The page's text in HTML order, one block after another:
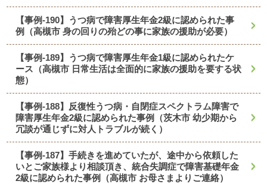
【事例-190】うつ病で障害厚生年金2級に認められた事
例（高槻市 身の回りの殆どの事に家族の援助が必要）
【事例-189】うつ病で障害厚生年金1級に認められたケ
ース（高槻市 日常生活は全面的に家族の援助を要する状
態）
【事例-188】反復性うつ病・自閉症スペクトラム障害で
障害厚生年金2級に認められた事例（茨木市 幼少期から
冗談が通じずに対人トラブルが続く）
【事例-187】手続きを進めていたが、途中から依頼した
いとご家族様より相談頂き、統合失調症で障害基礎年金
2級に認められた事例（高槻市 お母さまよりご連絡）